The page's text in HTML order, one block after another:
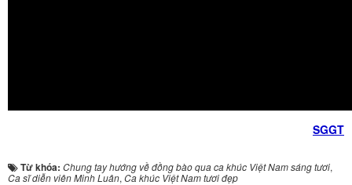
SGGT
Từ khóa: Chung tay hướng về đồng bào qua ca khúc Việt Nam sáng tươi,
Ca sĩ diễn viên Minh Luân, Ca khúc Việt Nam tươi đẹp